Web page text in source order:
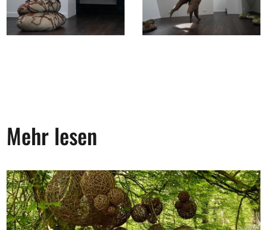
Mehr lesen